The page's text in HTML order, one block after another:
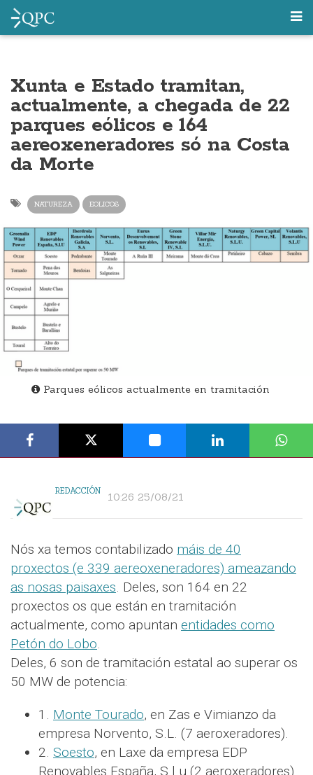
Xunta e Estado tramitan,
actualmente, a chegada de 22
parques eólicos e 164
aereoxeneradores só na Costa
da Morte
NATUREZA EOLICOS
Parques eólicos actualmente en tramitación
REDACCIÓN 10:26 25/08/21
Nós xa temos contabilizado máis de 40
proxectos (e 339 aereoxeneradores) ameazando
as nosas paisaxes. Deles, son 164 en 22
proxectos os que están en tramitación
actualmente, como apuntan entidades como
Petón do Lobo.
Deles, 6 son de tramitación estatal ao superar os
50 MW de potencia:
1. Monte Tourado, en Zas e Vimianzo da
empresa Norvento, S.L. (7 aeroxeradores).
2. Soesto, en Laxe da empresa EDP
Renovables España, S.l.u (2 aeroxeradores).